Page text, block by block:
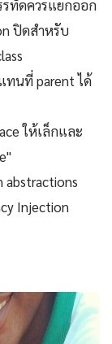
รทัดควรแยกออก
ปิดสำหรับ
ทนที่ parent ได้
ให้เล็กและ
abstractions
Injection